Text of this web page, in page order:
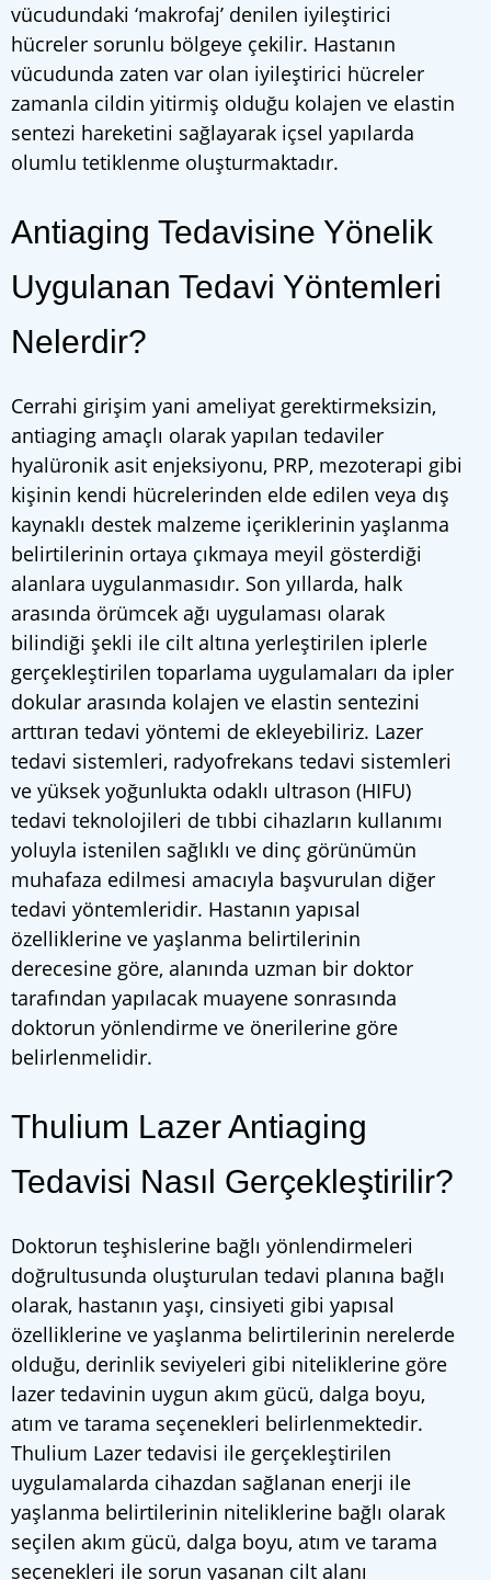
vücudundaki ‘makrofaj’ denilen iyileştirici
hücreler sorunlu bölgeye çekilir. Hastanın
vücudunda zaten var olan iyileştirici hücreler
zamanla cildin yitirmiş olduğu kolajen ve elastin
sentezi hareketini sağlayarak içsel yapılarda
olumlu tetiklenme oluşturmaktadır.
Antiaging Tedavisine Yönelik
Uygulanan Tedavi Yöntemleri
Nelerdir?
Cerrahi girişim yani ameliyat gerektirmeksizin,
antiaging amaçlı olarak yapılan tedaviler
hyalüronik asit enjeksiyonu, PRP, mezoterapi gibi
kişinin kendi hücrelerinden elde edilen veya dış
kaynaklı destek malzeme içeriklerinin yaşlanma
belirtilerinin ortaya çıkmaya meyil gösterdiği
alanlara uygulanmasıdır. Son yıllarda, halk
arasında örümcek ağı uygulaması olarak
bilindiği şekli ile cilt altına yerleştirilen iplerle
gerçekleştirilen toparlama uygulamaları da ipler
dokular arasında kolajen ve elastin sentezini
arttıran tedavi yöntemi de ekleyebiliriz. Lazer
tedavi sistemleri, radyofrekans tedavi sistemleri
ve yüksek yoğunlukta odaklı ultrason (HIFU)
tedavi teknolojileri de tıbbi cihazların kullanımı
yoluyla istenilen sağlıklı ve dinç görünümün
muhafaza edilmesi amacıyla başvurulan diğer
tedavi yöntemleridir. Hastanın yapısal
özelliklerine ve yaşlanma belirtilerinin
derecesine göre, alanında uzman bir doktor
tarafından yapılacak muayene sonrasında
doktorun yönlendirme ve önerilerine göre
belirlenmelidir.
Thulium Lazer Antiaging
Tedavisi Nasıl Gerçekleştirilir?
Doktorun teşhislerine bağlı yönlendirmeleri
doğrultusunda oluşturulan tedavi planına bağlı
olarak, hastanın yaşı, cinsiyeti gibi yapısal
özelliklerine ve yaşlanma belirtilerinin nerelerde
olduğu, derinlik seviyeleri gibi niteliklerine göre
lazer tedavinin uygun akım gücü, dalga boyu,
atım ve tarama seçenekleri belirlenmektedir.
Thulium Lazer tedavisi ile gerçekleştirilen
uygulamalarda cihazdan sağlanan enerji ile
yaşlanma belirtilerinin niteliklerine bağlı olarak
seçilen akım gücü, dalga boyu, atım ve tarama
seçenekleri ile sorun yaşanan cilt alanı